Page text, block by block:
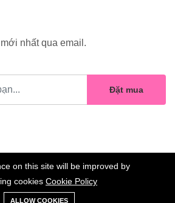
nhất qua email.
Đặt mua
Nelly . All Rights Reserved.
0
Xe
Danh sách
on this site will be improved by
cookies Cookie Policy
ALLOW COOKIES